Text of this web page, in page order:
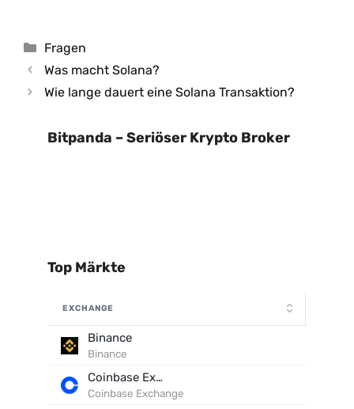
Kategorien
Fragen
Was macht Solana?
Wie lange dauert eine Solana Transaktion?
Bitpanda – Seriöser Krypto Broker
Top Märkte
EXCHANGE
Binance
Binance
Coinbase Exchange
Coinbase Exchange